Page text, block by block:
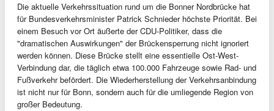
Die aktuelle Verkehrssituation rund um die Bonner Nordbrücke hat
für Bundesverkehrsminister Patrick Schnieder höchste Priorität. Bei
einem Besuch vor Ort äußerte der CDU-Politiker, dass die
"dramatischen Auswirkungen" der Brückensperrung nicht ignoriert
werden können. Diese Brücke stellt eine essentielle Ost-West-
Verbindung dar, die täglich etwa 100.000 Fahrzeuge sowie Rad- und
Fußverkehr befördert. Die Wiederherstellung der Verkehrsanbindung
ist nicht nur für Bonn, sondern auch für die umliegende Region von
großer Bedeutung.